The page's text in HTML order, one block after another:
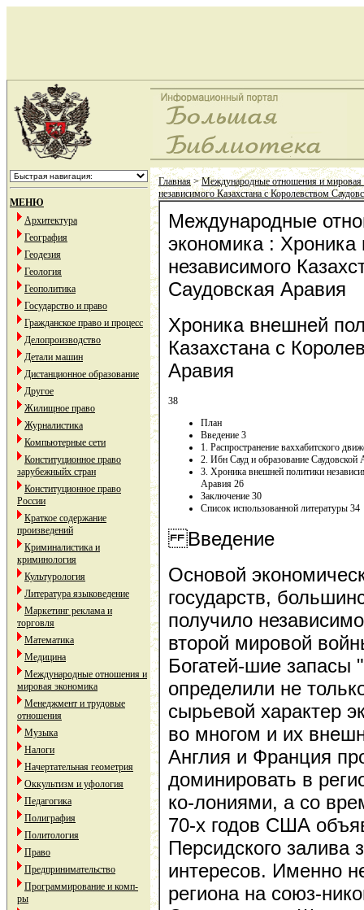
МЕНЮ
Архитектура
География
Геодезия
Геология
Геополитика
Государство и право
Гражданское право и процесс
Делопроизводство
Детали машин
Дистанционное образование
Другое
Жилищное право
Журналистика
Компьютерные сети
Конституционное право
зарубежныйх стран
Конституционное право
России
Краткое содержание
произведений
Криминалистика и
криминология
Культурология
Литература языковедение
Маркетинг реклама и
торговля
Математика
Медицина
Международные отношения и
мировая экономика
Менеджмент и трудовые
отношения
Музыка
Налоги
Начертательная геометрия
Оккультизм и уфология
Педагогика
Полиграфия
Политология
Право
Предпринимательство
Программирование и комп-
ры
Главная>Международные отношения и мировая
независимого Казахстана с Королевством
Международные
экономика : Хроника
независимого
Саудовская Аравия
Хроника внешней
Казахстана с
Аравия
38
План
Введение 3
1. Распространение ваххабитского
2. Ибн Сауд и образование Саудовской
3. Хроника внешней политики
Аравия 26
Заключение 30
Список использованной литературы 34
Введение
Основой
государств,
получило
второй мировой
Богатей-шие запасы
определили не
сырьевой характер
во многом и их
Англия и Франция
доминировать в
ко-лониями, а со
70-х годов США
Персидского залива
интересов. Именно
региона на союз-